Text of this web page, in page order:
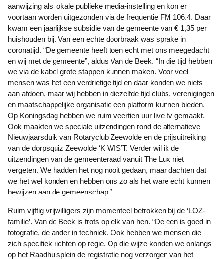
aanwijzing als lokale publieke media-instelling en kon er
voortaan worden uitgezonden via de frequentie FM 106.4. Daar
kwam een jaarlijkse subsidie van de gemeente van € 1,35 per
huishouden bij. Van een echte doorbraak was sprake in
coronatijd. “De gemeente heeft toen echt met ons meegedacht
en wij met de gemeente”, aldus Van de Beek. “In die tijd hebben
we via de kabel grote stappen kunnen maken. Voor veel
mensen was het een verdrietige tijd en daar konden we niets
aan afdoen, maar wij hebben in diezelfde tijd clubs, verenigingen
en maatschappelijke organisatie een platform kunnen bieden.
Op Koningsdag hebben we ruim veertien uur live tv gemaakt.
Ook maakten we speciale uitzendingen rond de alternatieve
Nieuwjaarsduik van Rotaryclub Zeewolde en de prijsuitreiking
van de dorpsquiz Zeewolde ‘K WIS’T. Verder wil ik de
uitzendingen van de gemeenteraad vanuit The Lux niet
vergeten. We hadden het nog nooit gedaan, maar dachten dat
we het wel konden en hebben ons zo als het ware echt kunnen
bewijzen aan de gemeenschap.”
Ruim vijftig vrijwilligers zijn momenteel betrokken bij de ‘LOZ-
familie’. Van de Beek is trots op elk van hen. “De een is goed in
fotografie, de ander in techniek. Ook hebben we mensen die
zich specifiek richten op regie. Op die wijze konden we onlangs
op het Raadhuisplein de registratie nog verzorgen van het